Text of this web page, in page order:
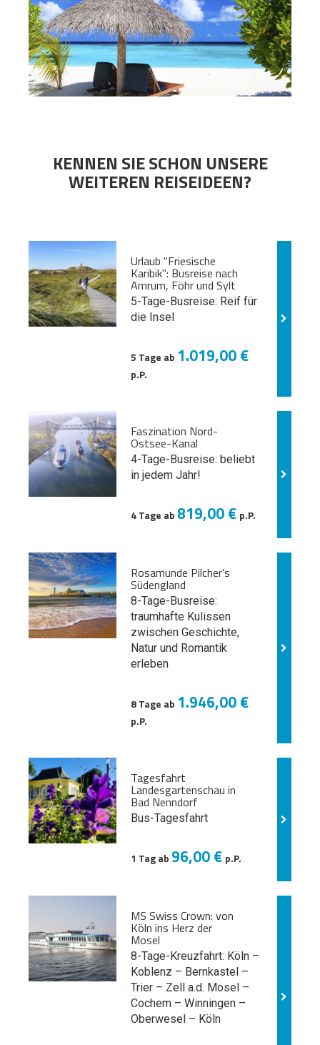
KENNEN SIE SCHON UNSERE
WEITEREN REISEIDEEN?
Urlaub "Friesische
Karibik": Busreise nach
Amrum, Föhr und Sylt
5-Tage-Busreise: Reif für
die Insel
5 Tage ab 1.019,00 €
p.P.
Faszination Nord-
Ostsee-Kanal
4-Tage-Busreise: beliebt
in jedem Jahr!
4 Tage ab 819,00 € p.P.
Rosamunde Pilcher's
Südengland
8-Tage-Busreise:
traumhafte Kulissen
zwischen Geschichte,
Natur und Romantik
erleben
8 Tage ab 1.946,00 €
p.P.
Tagesfahrt
Landesgartenschau in
Bad Nenndorf
Bus-Tagesfahrt
1 Tag ab 96,00 € p.P.
MS Swiss Crown: von
Köln ins Herz der
Mosel
8-Tage-Kreuzfahrt: Köln –
Koblenz – Bernkastel –
Trier – Zell a.d. Mosel –
Cochem – Winningen –
Oberwesel – Köln